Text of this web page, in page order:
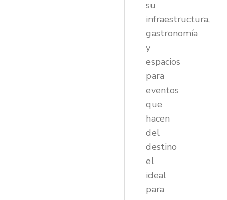
su
infraestructura,
gastronomía
y
espacios
para
eventos
que
hacen
del
destino
el
ideal
para